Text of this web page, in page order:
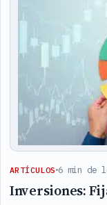
ARTÍCULOS 6 min de
Inversiones: